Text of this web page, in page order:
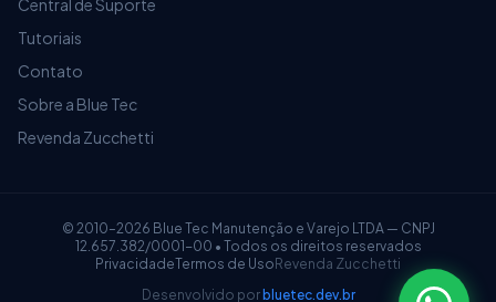
Central de Suporte
Tutoriais
Contato
Sobre a Blue Tec
Revenda Zucchetti
© 2010–2026 Blue Tec Manutenção e Varejo LTDA — CNPJ
12.657.382/0001-00 • Todos os direitos reservados
PrivacidadeTermos de Uso Revenda Zucchetti
Desenvolvido por bluetec.dev.br